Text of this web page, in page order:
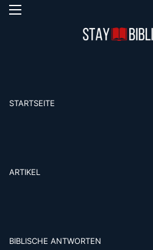
STARTSEITE
ARTIKEL
BIBLISCHE ANTWORTEN